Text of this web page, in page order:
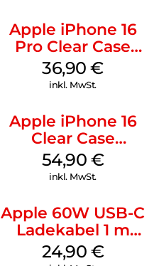
Apple iPhone 16
Pro Clear Case
MagSafe
Transparent
36,90€
inkl. MwSt.
Apple iPhone 16
Clear Case
MagSafe
Transparent
54,90 €
inkl. MwSt.
Apple 60W USB-C
Ladekabel 1 m
Weiß
24,90 €